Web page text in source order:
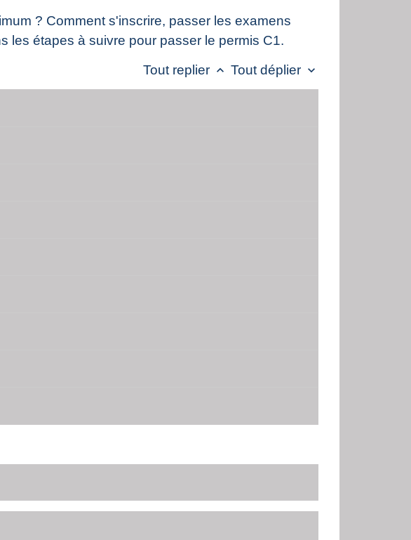
? Comment s'inscrire, passer les examens
les étapes à suivre pour passer le permis C1.
Tout replier keyboard_arrow_up Tout déplier keyboard_arrow_down